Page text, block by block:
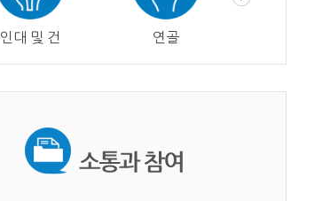
인대 및 건 연골